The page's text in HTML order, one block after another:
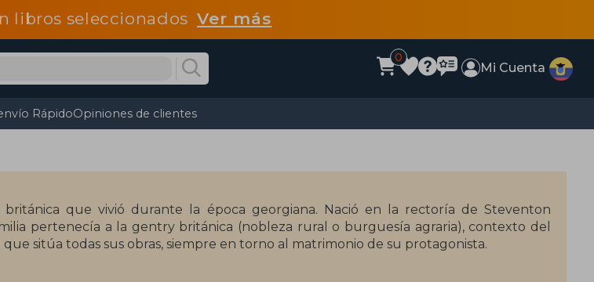
libros seleccionadosVer más
0
Mi Cuenta
RápidoOpiniones de clientes
británica que vivió durante la época georgiana. Nació en la rectoría de Steventon
pertenecía a la gentry británica (nobleza rural o burguesía agraria), contexto del
que sitúa todas sus obras, siempre en torno al matrimonio de su protagonista.
en numerosas ocasiones, algunas veces reproducidas de forma fiel, como el clásico